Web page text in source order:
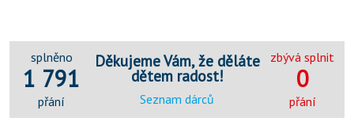
splněno
1 791
přání
Děkujeme Vám, že děláte
dětem radost!
Seznam dárců
zbývá splnit
0
přání